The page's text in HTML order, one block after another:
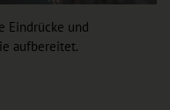
Eindrücke und
aufbereitet.